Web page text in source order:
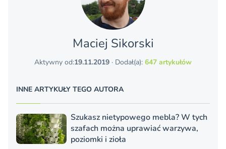
Maciej Sikorski
Aktywny od:19.11.2019 · Dodał(a): 647 artykułów
INNE ARTYKUŁY TEGO AUTORA
Szukasz nietypowego mebla? W tych
szafach można uprawiać warzywa,
poziomki i zioła